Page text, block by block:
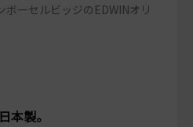
ーセルビッジのEDWINオリ
本製。